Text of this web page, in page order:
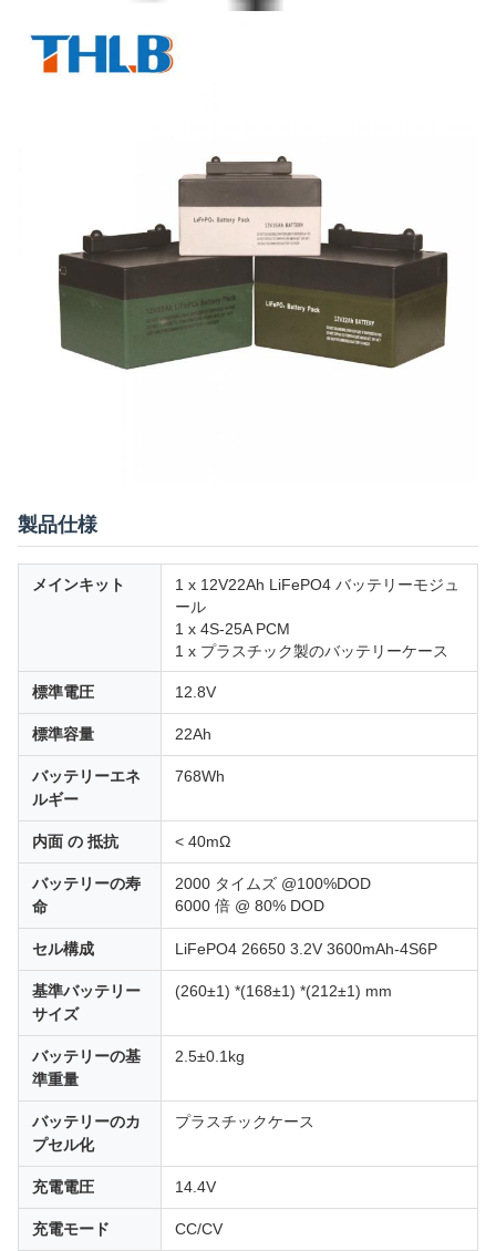
製品仕様
メインキット
1 x 12V22Ah LiFePO4 バッテリーモジュ
ール
1 x 4S-25A PCM
1 x プラスチック製のバッテリーケース
標準電圧 12.8V
標準容量 22Ah
バッテリーエネ
ルギー
768Wh
内面 の 抵抗 < 40mΩ
バッテリーの寿
命
2000 タイムズ @100%DOD
6000 倍 @ 80% DOD
セル構成 LiFePO4 26650 3.2V 3600mAh-4S6P
基準バッテリー
サイズ
(260±1) *(168±1) *(212±1) mm
バッテリーの基
準重量
2.5±0.1kg
バッテリーのカ
プセル化
プラスチックケース
充電電圧 14.4V
充電モード CC/CV